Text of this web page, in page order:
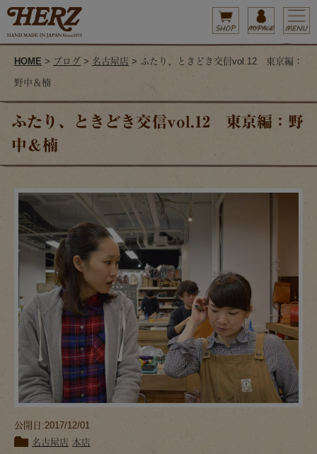
HOME > ブログ > 名古屋店 > ふたり、ときどき交信vol.12 東京編：
野中＆楠
ふたり、ときどき交信vol.12 東京編：野
中＆楠
公開日:2017/12/01
名古屋店 本店